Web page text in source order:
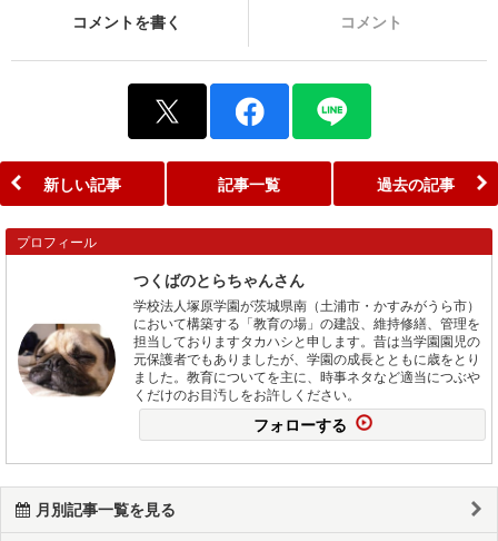
コメントを書く コメント
新しい記事 記事一覧 過去の記事
プロフィール
つくばのとらちゃんさん
学校法人塚原学園が茨城県南（土浦市・かすみがうら市）
において構築する「教育の場」の建設、維持修繕、管理を
担当しておりますタカハシと申します。昔は当学園園児の
元保護者でもありましたが、学園の成長とともに歳をとり
ました。教育についてを主に、時事ネタなど適当につぶや
くだけのお目汚しをお許しください。
フォローする
月別記事一覧を見る